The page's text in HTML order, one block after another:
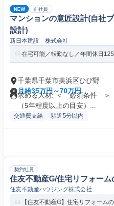
NEW 正社員
マンションの意匠設計(自社
設計)
新日本建設 株式会社
在宅可能／転勤なし／年間休日
千葉県千葉市美浜区ひび野
月給35万円～70万円
求める人材: ＜ 必須条件 ＞
（5年程度以上の目安）...
交通費支給 駅近5分以内
契約社員
住友不動産G/住宅リフォー
住友不動産ハウジング株式会社
【住友不動産G】住宅リフォー